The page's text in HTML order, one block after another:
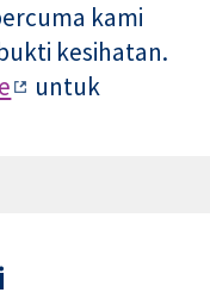
kami
kesihatan.
untuk